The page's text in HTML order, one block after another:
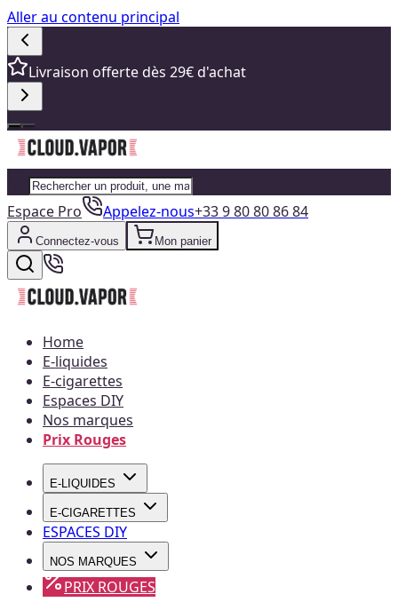
Aller au contenu principal
Livraison offerte dès 29€ d'achat
Espace Pro Appelez-nous+33 9 80 80 86 84
Connectez-vous Mon panier
Home
E-liquides
E-cigarettes
Espaces DIY
Nos marques
Prix Rouges
E-LIQUIDES
E-CIGARETTES
ESPACES DIY
NOS MARQUES
PRIX ROUGES